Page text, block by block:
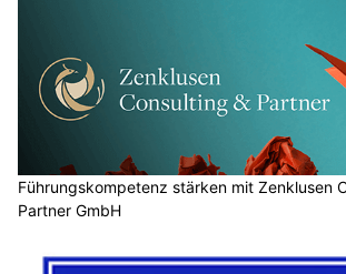
Führungskompetenz stärken mit Zenklusen
Partner GmbH